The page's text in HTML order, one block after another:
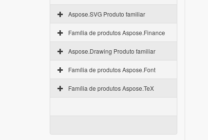
Aspose.SVG Produto familiar
Família de produtos Aspose.Finance
Aspose.Drawing Produto familiar
Família de produtos Aspose.Font
Família de produtos Aspose.TeX